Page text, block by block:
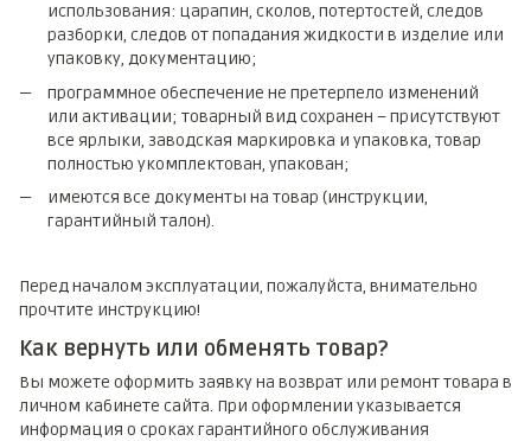
использования: царапин, сколов, потертостей, следов
разборки, следов от попадания жидкости в изделие или
упаковку, документацию;
программное обеспечение не претерпело изменений
или активации; товарный вид сохранен – присутствуют
все ярлыки, заводская маркировка и упаковка, товар
полностью укомплектован, упакован;
имеются все документы на товар (инструкции,
гарантийный талон).
Перед началом эксплуатации, пожалуйста, внимательно
прочтите инструкцию!
Как вернуть или обменять товар?
Вы можете оформить заявку на возврат или ремонт товара в
личном кабинете сайта. При оформлении указывается
информация о сроках гарантийного обслуживания